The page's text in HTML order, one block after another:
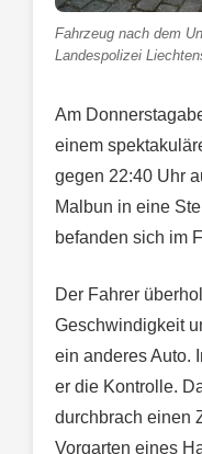
Fahrzeug nach dem
Landespolizei
Am
einem
gegen 22:40 Uhr
Malbun in eine
befanden sich im
Der Fahrer
Geschwindigkeit
ein anderes Auto.
er die Kontrolle.
durchbrach einen
Vorgarten eines